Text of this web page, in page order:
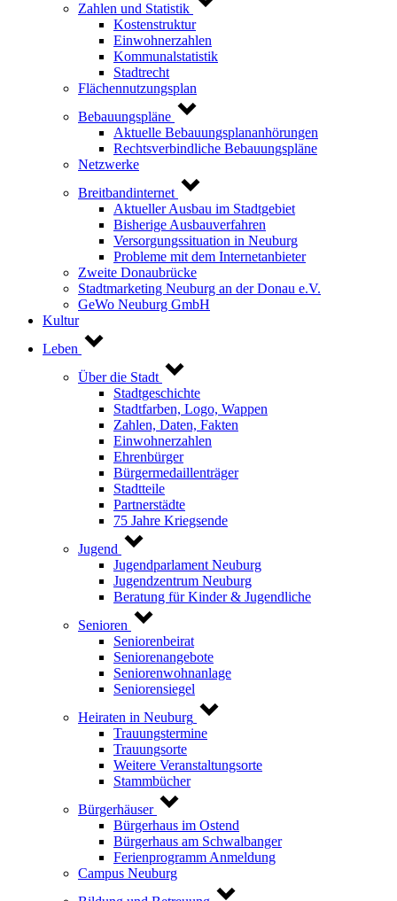
Zahlen und Statistik
Kostenstruktur
Einwohnerzahlen
Kommunalstatistik
Stadtrecht
Flächennutzungsplan
Bebauungspläne
Aktuelle Bebauungsplananhörungen
Rechtsverbindliche Bebauungspläne
Netzwerke
Breitbandinternet
Aktueller Ausbau im Stadtgebiet
Bisherige Ausbauverfahren
Versorgungssituation in Neuburg
Probleme mit dem Internetanbieter
Zweite Donaubrücke
Stadtmarketing Neuburg an der Donau e.V.
GeWo Neuburg GmbH
Kultur
Leben
Über die Stadt
Stadtgeschichte
Stadtfarben, Logo, Wappen
Zahlen, Daten, Fakten
Einwohnerzahlen
Ehrenbürger
Bürgermedaillenträger
Stadtteile
Partnerstädte
75 Jahre Kriegsende
Jugend
Jugendparlament Neuburg
Jugendzentrum Neuburg
Beratung für Kinder & Jugendliche
Senioren
Seniorenbeirat
Seniorenangebote
Seniorenwohnanlage
Seniorensiegel
Heiraten in Neuburg
Trauungstermine
Trauungsorte
Weitere Veranstaltungsorte
Stammbücher
Bürgerhäuser
Bürgerhaus im Ostend
Bürgerhaus am Schwalbanger
Ferienprogramm Anmeldung
Campus Neuburg